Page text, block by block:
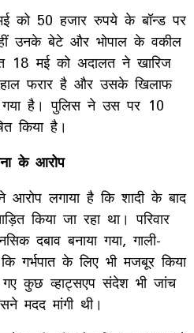
को 50 हजार रुपये के बॉन्ड पर
उनके बेटे और भोपाल के वकील
18 मई को अदालत ने खारिज
फरार है और उसके खिलाफ
गया है। पुलिस ने उस पर 10
किया है।
के आरोप
आरोप लगाया है कि शादी के बाद
किया जा रहा था। परिवार
दबाव बनाया गया, गाली-
के लिए भी मजबूर किया
कुछ व्हाट्सएप संदेश भी जांच
मदद मांगी थी।